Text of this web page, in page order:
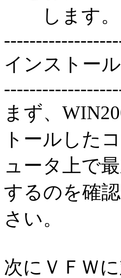
します。
インストール
まず、
トールした
ュータ上で
するのを確
さい。
次にＶＦＷ